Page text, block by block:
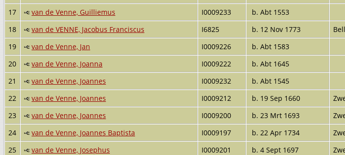
17
van de Venne, Guilliemus I0009233 b. Abt 1553
18
van de VENNE, Jacobus Franciscus I6825 b. 12 Nov 1773
19
van de Venne, Jan I0009226 b. Abt 1583
20
van de Venne, Joanna I0009222 b. Abt 1645
21
van de Venne, Joannes I0009232 b. Abt 1545
22
van de Venne, Joannes I0009212 b. 19 Sep 1660
23
van de Venne, Joannes I0009200 b. 23 Mrt 1693
24
van de Venne, Joannes Baptista I0009197 b. 22 Apr 1734
25
van de Venne, Josephus I0009201 b. 4 Sept 1697